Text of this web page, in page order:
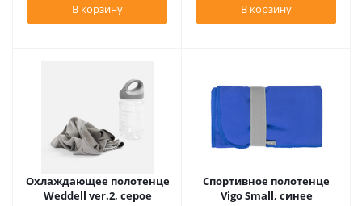
В корзину В корзину
Охлаждающее полотенце
Weddell ver.2, серое
Спортивное полотенце
Vigo Small, синее